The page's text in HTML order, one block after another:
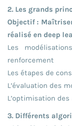
2. Les grands
Objectif :
réalisé en deep
Les
renforcement
Les étapes de
L’évaluation des
L’optimisation des
3. Différents